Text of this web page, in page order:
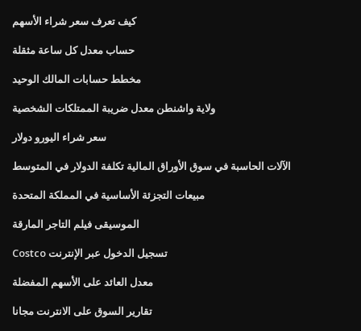
كيف تعرف سعر شراء الأسهم
حساب معدل كل ساعة مثقلة
مخطط حسابات المالك الوحيد
ولاية واشنطن معدل ضريبة الممتلكات الشخصية
سعر شراء اليورو دولار
الآلات الحاسبة في سوق الأوراق المالية تكلفة الدولار في المتوسط
مبيعات التجزئة الأساسية في المملكة المتحدة
الموسيقى فيلم التاجر المارقة
Costco تسجيل الدخول عبر الإنترنت
معدل العائد على الأسهم المفضلة
تقارير السوق على الانترنت مجانا